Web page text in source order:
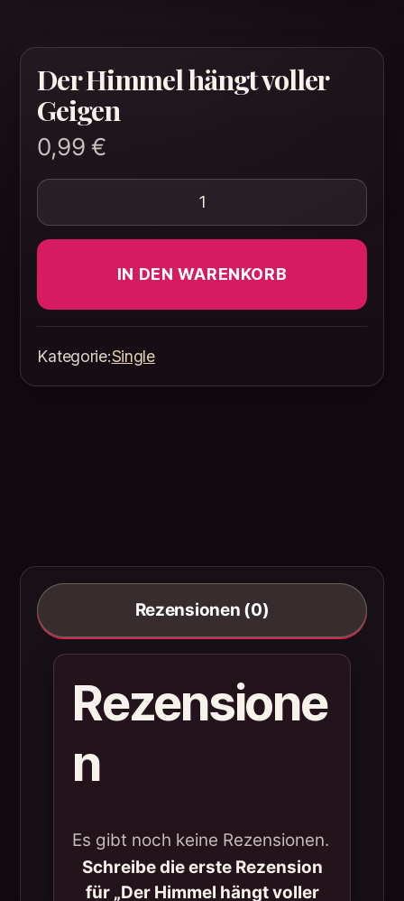
Der Himmel hängt voller
Geigen
0,99 €
Der Himmel hängt voller
IN DEN WARENKORB
Kategorie:Single
Rezensionen (0)
Rezensione
n
Es gibt noch keine Rezensionen.
Schreibe die erste Rezension
für „Der Himmel hängt voller